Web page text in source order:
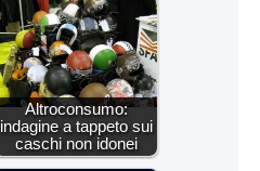
Altroconsumo:
indagine a tappeto sui
caschi non idonei